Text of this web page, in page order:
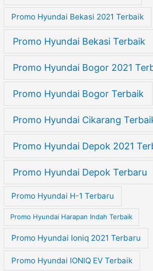
Promo Hyundai Bekasi 2021 Terbaik
Promo Hyundai Bekasi Terbaik
Promo Hyundai Bogor 2021
Promo Hyundai Bogor Terbaik
Promo Hyundai Cikarang
Promo Hyundai Depok 2021
Promo Hyundai Depok Terbaru
Promo Hyundai H-1 Terbaru
Promo Hyundai Harapan Indah Terbaik
Promo Hyundai Ioniq 2021 Terbaru
Promo Hyundai IONIQ EV Terbaik